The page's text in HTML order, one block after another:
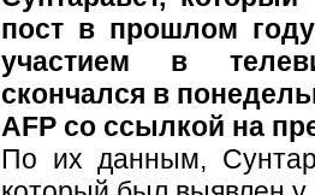
пост в прошлом
участием в
скончался в
AFP со ссылкой на
По их данным,